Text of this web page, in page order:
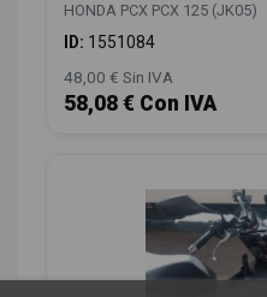
HONDA PCX PCX 125 (JK05)
ID: 1551084
48,00 € Sin IVA
58,08 € Con IVA